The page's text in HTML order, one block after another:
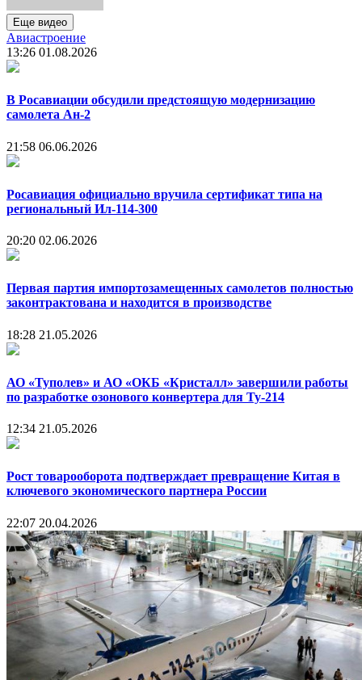
Еще видео
Авиастроение
13:26 01.08.2026
В Росавиации обсудили предстоящую модернизацию
самолета Ан-2
21:58 06.06.2026
Росавиация официально вручила сертификат типа на
региональный Ил-114-300
20:20 02.06.2026
Первая партия импортозамещенных самолетов полностью
законтрактована и находится в производстве
18:28 21.05.2026
АО «Туполев» и АО «ОКБ «Кристалл» завершили работы
по разработке озонового конвертера для Ту-214
12:34 21.05.2026
Рост товарооборота подтверждает превращение Китая в
ключевого экономического партнера России
22:07 20.04.2026